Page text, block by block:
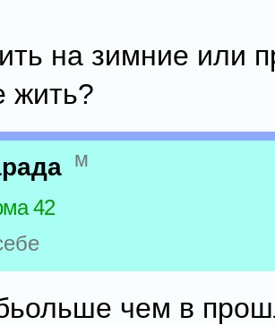
на зимние или
жить?
м
42
чем в